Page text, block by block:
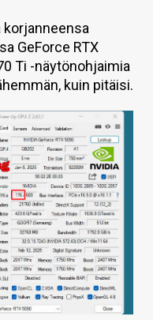
korjanneensa
GeForce RTX
Ti -näytönohjaimia
kuin pitäisi.